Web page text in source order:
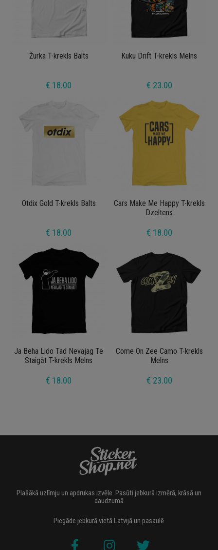
Žurka T-krekls Balts
€ 18.00
Kuku Drift T-krekls Melns
€ 23.00
Otdix Gold T-krekls Balts
€ 18.00
Cars Make Me Happy T-krekls
Dzeltens
€ 18.00
Ja Beha Lido Tad Nevajag Te
Staigāt T-krekls Melns
€ 18.00
Come On Zee Camo T-krekls
Melns
€ 23.00
Plašākā uzlīmju un apdrukas izvēle. Pasūti jebkurā izmērā, krāsā un
daudzumā
Piegāde jebkurā vietā Latvijā un pasaulē